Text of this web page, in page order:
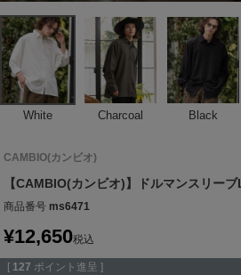
White Charcoal Black
CAMBIO(カンビオ)
【CAMBIO(カンビオ)】ドルマンスリー
商品番号 ms6471
¥12,650税込
[ 127 ポイント進呈 ]